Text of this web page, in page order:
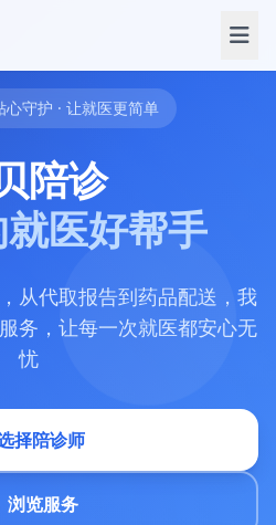
心守护 · 让就医更简单
陪诊
医好帮手
从代取报告到药品配送，我
务，让每一次就医都安心无
忧
择陪诊师
浏览服务